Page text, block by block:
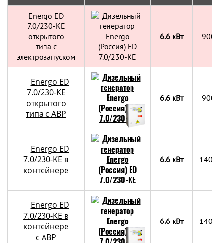
Energo ED
7.0/230-KE
открытого
типа с
электрозапуском
6.6 кВт
Energo ED
7.0/230-KE
открытого
типа с АВР
6.6 кВт
Energo ED
7.0/230-KE в
контейнере
6.6 кВт
Energo ED
7.0/230-KE в
контейнере
c АВР
6.6 кВт